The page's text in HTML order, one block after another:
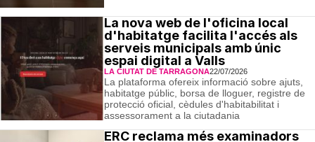
La nova web de l'oficina local
d'habitatge facilita l'accés als
serveis municipals amb únic
espai digital a Valls
LA CIUTAT DE TARRAGONA22/07/2026
La plataforma ofereix informació sobre ajuts,
habitatge públic, borsa de lloguer, registre de
protecció oficial, cèdules d'habitabilitat i
assessorament a la ciutadania
ERC reclama més examinadors